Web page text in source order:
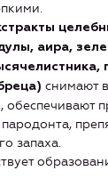
аира,
снимают
обеспечивают
запаха.